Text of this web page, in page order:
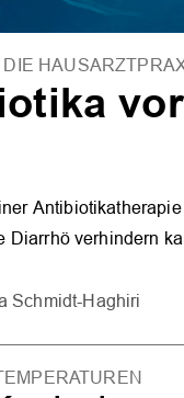
verhindern
Schmidt-Haghiri